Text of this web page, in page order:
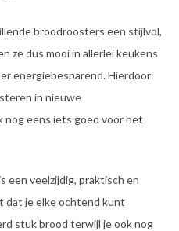
broodroosters een stijlvol,
ze dus mooi in allerlei keukens
energiebesparend. Hierdoor
in nieuwe
nog eens iets goed voor het
een veelzijdig, praktisch en
dat je elke ochtend kunt
stuk brood terwijl je ook nog